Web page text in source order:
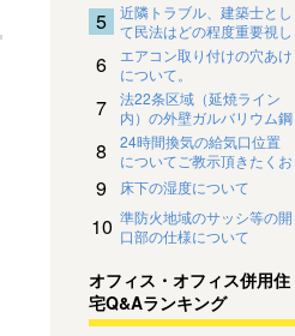
5
近隣トラブル、建築士とし
て民法はどの程度重要視し
ているのですか？
6
エアコン取り付けの穴あけ
について。
7
法22条区域（延焼ライン
内）の外壁ガルバリウム鋼
板の下地について
8
24時間換気の給気口位置
についてご教示頂きたくお
願い致します。
9 床下の湿度について
10 準防火地域のサッシ等の開
口部の仕様について
オフィス・オフィス併用住
宅Q&Aランキング